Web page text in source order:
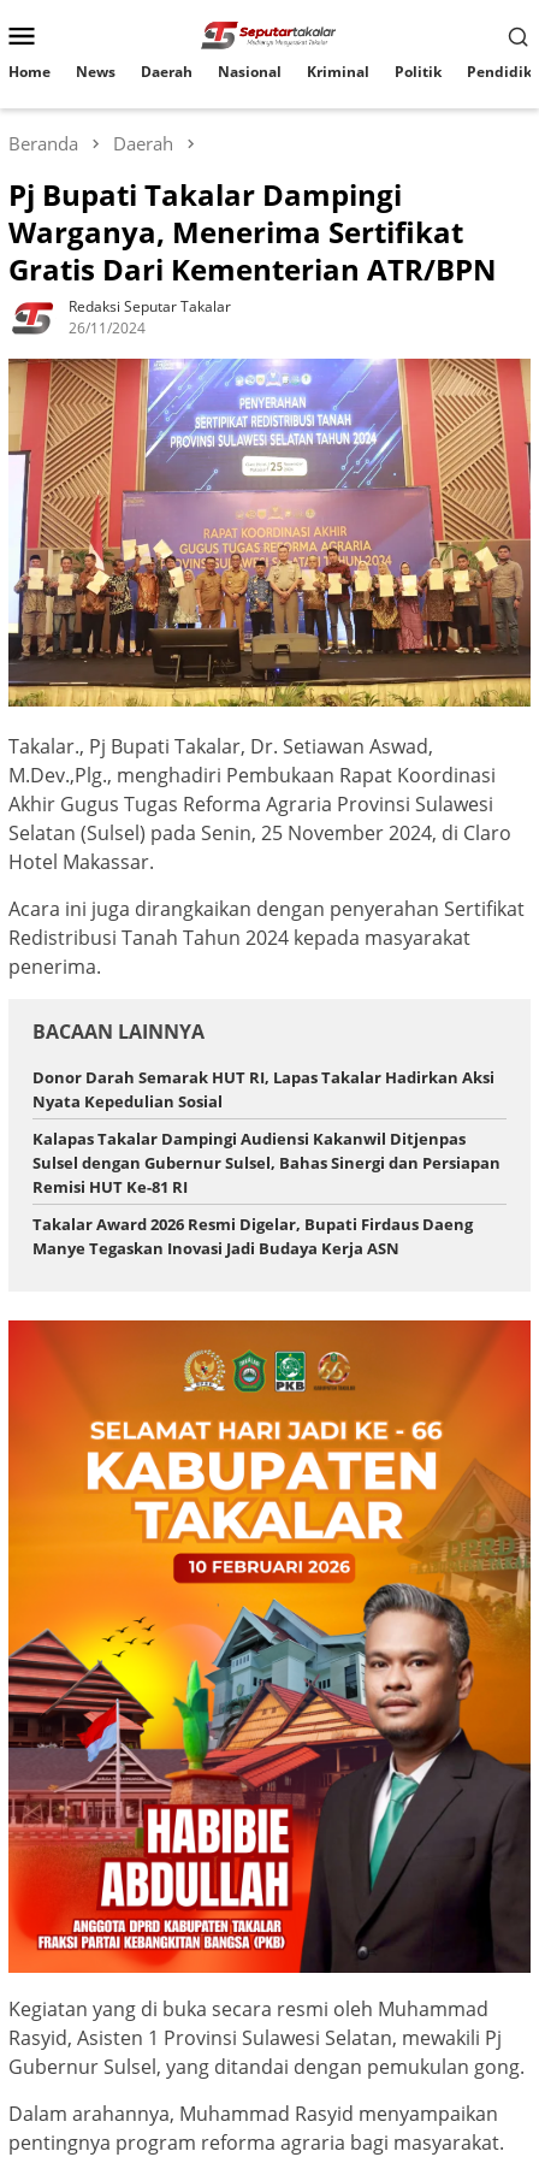
ke
Mobile
Home News Daerah Nasional Kriminal Politik
Beranda Daerah
Pj Bupati Takalar Dampingi
Warganya, Menerima Sertifikat
Gratis Dari Kementerian ATR/BPN
Redaksi Seputar Takalar
26/11/2024
Takalar., Pj Bupati Takalar, Dr. Setiawan Aswad,
M.Dev.,Plg., menghadiri Pembukaan Rapat Koordinasi
Akhir Gugus Tugas Reforma Agraria Provinsi Sulawesi
Selatan (Sulsel) pada Senin, 25 November 2024, di Claro
Hotel Makassar.
Acara ini juga dirangkaikan dengan penyerahan Sertifikat
Redistribusi Tanah Tahun 2024 kepada masyarakat
penerima.
BACAAN LAINNYA
Donor Darah Semarak HUT RI, Lapas Takalar Hadirkan Aksi
Nyata Kepedulian Sosial
Kalapas Takalar Dampingi Audiensi Kakanwil Ditjenpas
Sulsel dengan Gubernur Sulsel, Bahas Sinergi dan Persiapan
Remisi HUT Ke-81 RI
Takalar Award 2026 Resmi Digelar, Bupati Firdaus Daeng
Manye Tegaskan Inovasi Jadi Budaya Kerja ASN
Kegiatan yang di buka secara resmi oleh Muhammad
Rasyid, Asisten 1 Provinsi Sulawesi Selatan, mewakili Pj
Gubernur Sulsel, yang ditandai dengan pemukulan gong.
Dalam arahannya, Muhammad Rasyid menyampaikan
pentingnya program reforma agraria bagi masyarakat.